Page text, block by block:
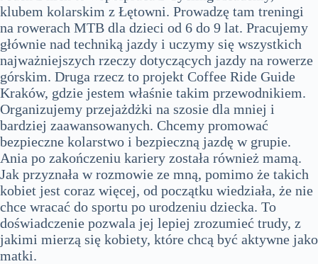
klubem kolarskim z Łętowni. Prowadzę tam treningi
na rowerach MTB dla dzieci od 6 do 9 lat. Pracujemy
głównie nad techniką jazdy i uczymy się wszystkich
najważniejszych rzeczy dotyczących jazdy na rowerze
górskim. Druga rzecz to projekt Coffee Ride Guide
Kraków, gdzie jestem właśnie takim przewodnikiem.
Organizujemy przejażdżki na szosie dla mniej i
bardziej zaawansowanych. Chcemy promować
bezpieczne kolarstwo i bezpieczną jazdę w grupie.
Ania po zakończeniu kariery została również mamą.
Jak przyznała w rozmowie ze mną, pomimo że takich
kobiet jest coraz więcej, od początku wiedziała, że nie
chce wracać do sportu po urodzeniu dziecka. To
doświadczenie pozwala jej lepiej zrozumieć trudy, z
jakimi mierzą się kobiety, które chcą być aktywne jako
matki.